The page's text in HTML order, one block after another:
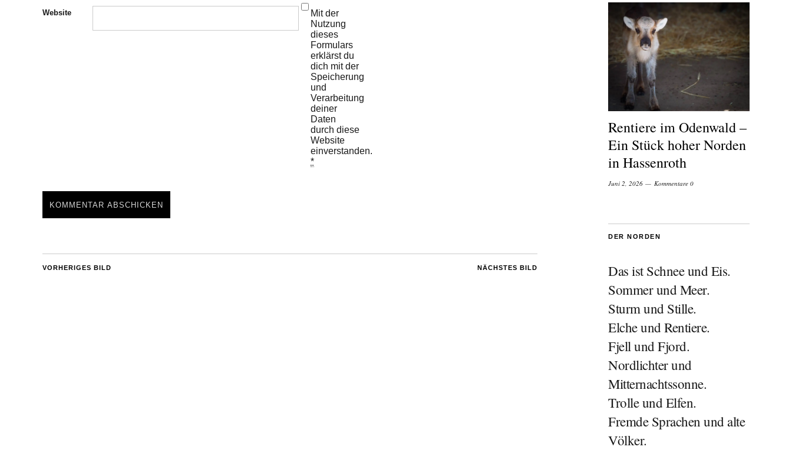
Website
Mit der
Nutzung
dieses
Formulars
erklärst du
dich mit der
Speicherung
und
Verarbeitung
deiner
Daten
durch diese
Website
einverstanden.
*
NÄCHSTES BILD
VORHERIGES BILD
Rentiere im Odenwald –
Ein Stück hoher Norden
in Hassenroth
Juni 2, 2026 Kommentare 0
DER NORDEN
Das ist Schnee und Eis.
Sommer und Meer.
Sturm und Stille.
Elche und Rentiere.
Fjell und Fjord.
Nordlichter und
Mitternachtssonne.
Trolle und Elfen.
Fremde Sprachen und alte
Völker.